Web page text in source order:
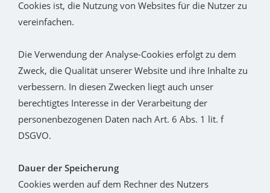
Cookies ist, die Nutzung von Websites für die Nutzer zu
vereinfachen.
Die Verwendung der Analyse-Cookies erfolgt zu dem
Zweck, die Qualität unserer Website und ihre Inhalte zu
verbessern. In diesen Zwecken liegt auch unser
berechtigtes Interesse in der Verarbeitung der
personenbezogenen Daten nach Art. 6 Abs. 1 lit. f
DSGVO.
Dauer der Speicherung
Cookies werden auf dem Rechner des Nutzers